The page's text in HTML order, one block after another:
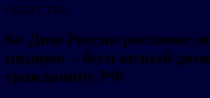
ОБЩЕСТВО
Ко Дню России россияне
подарок – бесплатный
гражданину РФ